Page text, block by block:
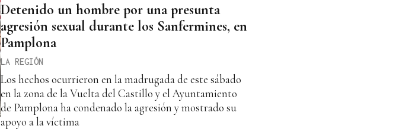
Detenido un hombre por una presunta
agresión sexual durante los Sanfermines, en
Pamplona
LA REGIÓN
Los hechos ocurrieron en la madrugada de este sábado
en la zona de la Vuelta del Castillo y el Ayuntamiento
de Pamplona ha condenado la agresión y mostrado su
apoyo a la víctima